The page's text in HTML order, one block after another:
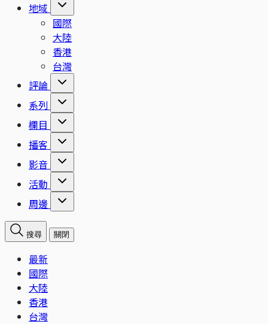
地域
國際
大陸
香港
台灣
評論
系列
欄目
播客
影音
活動
周邊
搜尋 關閉
最新
國際
大陸
香港
台灣